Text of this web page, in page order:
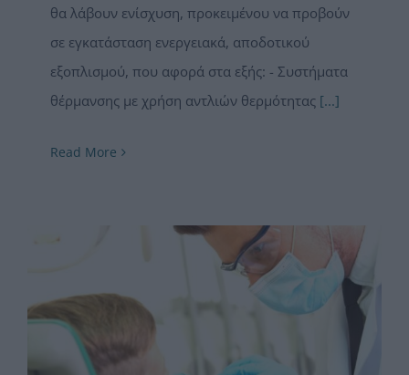
θα λάβουν ενίσχυση, προκειμένου να προβούν
σε εγκατάσταση ενεργειακά, αποδοτικού
εξοπλισμού, που αφορά στα εξής: - Συστήματα
θέρμανσης με χρήση αντλιών θερμότητας [...]
Read More